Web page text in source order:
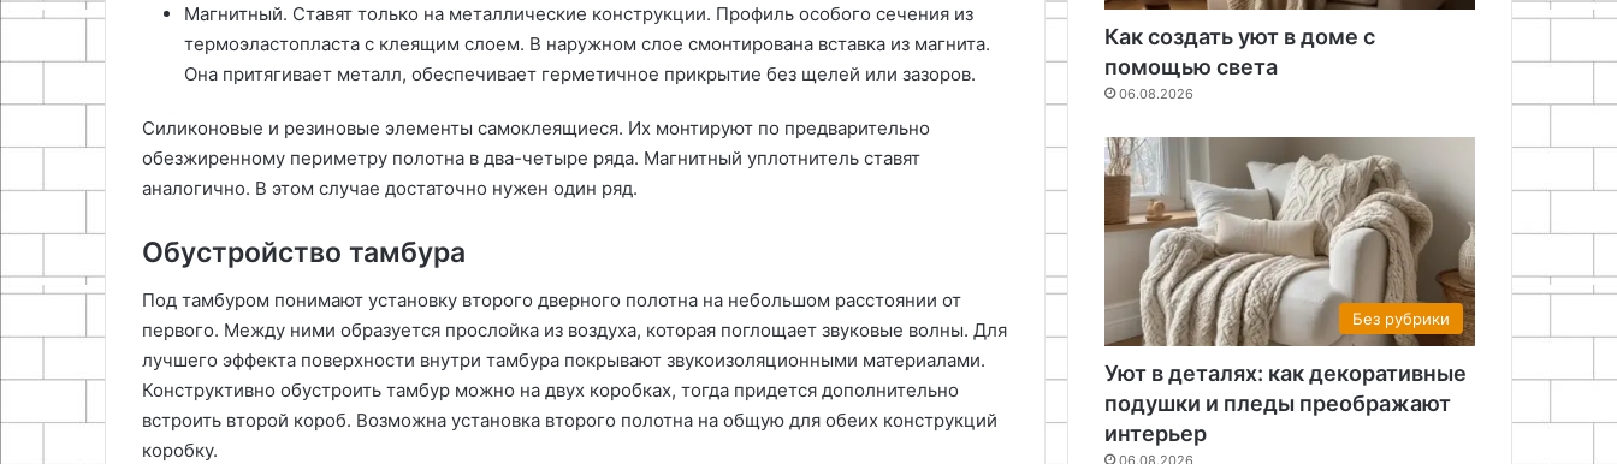
Магнитный. Ставят только на металлические конструкции. Профиль особого сечения из
термоэластопласта с клеящим слоем. В наружном слое смонтирована вставка из магнита.
Она притягивает металл, обеспечивает герметичное прикрытие без щелей или зазоров.
Силиконовые и резиновые элементы самоклеящиеся. Их монтируют по предварительно
обезжиренному периметру полотна в два-четыре ряда. Магнитный уплотнитель ставят
аналогично. В этом случае достаточно нужен один ряд.
Обустройство тамбура
Под тамбуром понимают установку второго дверного полотна на небольшом расстоянии от
первого. Между ними образуется прослойка из воздуха, которая поглощает звуковые волны. Для
лучшего эффекта поверхности внутри тамбура покрывают звукоизоляционными материалами.
Конструктивно обустроить тамбур можно на двух коробках, тогда придется дополнительно
встроить второй короб. Возможна установка второго полотна на общую для обеих конструкций
коробку.
Как создать уют в доме с
помощью света
06.08.2026
Без рубрики
Уют в деталях: как декоративные
подушки и пледы преображают
интерьер
06.08.2026